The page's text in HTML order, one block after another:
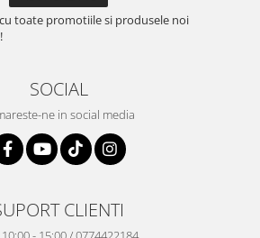
toate promotiile si produsele noi
SOCIAL
ne in social media
CLIENTI